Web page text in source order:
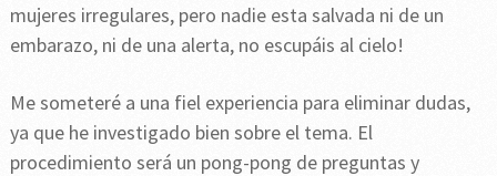
mujeres irregulares, pero nadie esta salvada ni de un
embarazo, ni de una alerta, no escupáis al cielo!
Me someteré a una fiel experiencia para eliminar dudas,
ya que he investigado bien sobre el tema. El
procedimiento será un pong-pong de preguntas y